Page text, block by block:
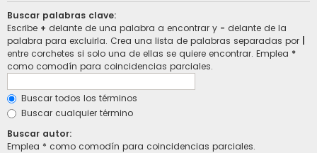
Buscar palabras clave:
Escribe + delante de una palabra a encontrar y - delante de la
palabra para excluirla. Crea una lista de palabras separadas por
entre corchetes si solo una de ellas se quiere encontrar. Emplea *
como comodín para coincidencias parciales.
Buscar todos los términos
Buscar cualquier término
Buscar autor:
Emplea * como comodín para coincidencias parciales.